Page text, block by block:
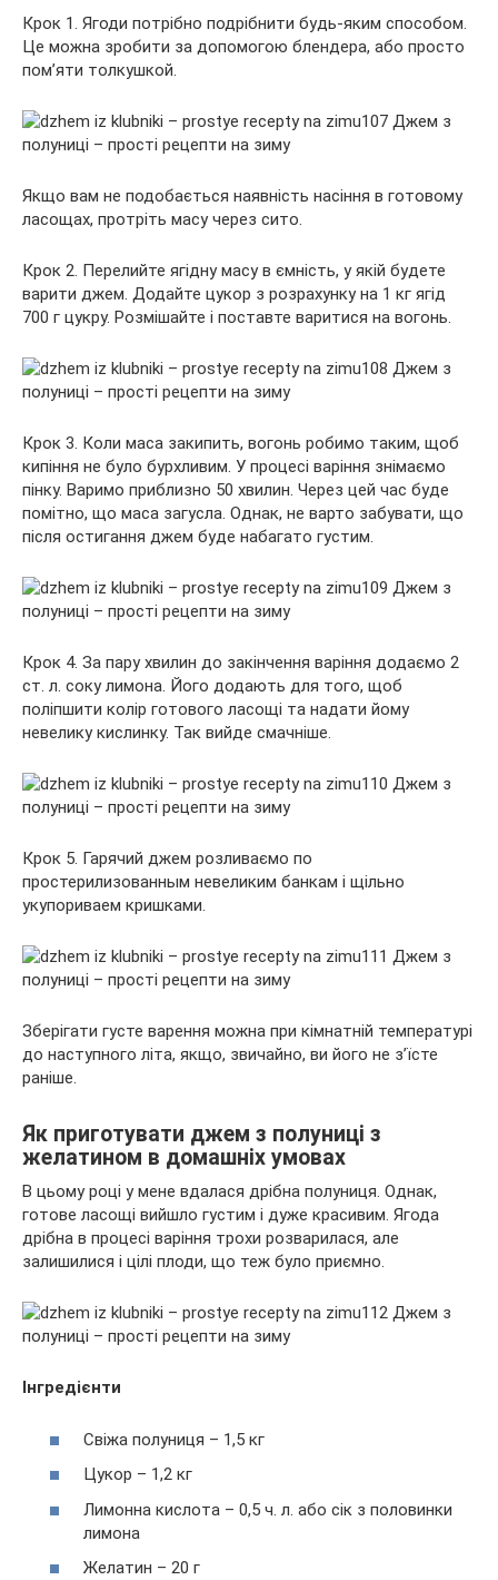
Крок 1. Ягоди потрібно подрібнити будь-яким способом.
Це можна зробити за допомогою блендера, або просто
пом’яти толкушкой.
Якщо вам не подобається наявність насіння в готовому
ласощах, протріть масу через сито.
Крок 2. Перелийте ягідну масу в ємність, у якій будете
варити джем. Додайте цукор з розрахунку на 1 кг ягід
700 г цукру. Розмішайте і поставте варитися на вогонь.
Крок 3. Коли маса закипить, вогонь робимо таким, щоб
кипіння не було бурхливим. У процесі варіння знімаємо
пінку. Варимо приблизно 50 хвилин. Через цей час буде
помітно, що маса загусла. Однак, не варто забувати, що
після остигання джем буде набагато густим.
Крок 4. За пару хвилин до закінчення варіння додаємо 2
ст. л. соку лимона. Його додають для того, щоб
поліпшити колір готового ласощі та надати йому
невелику кислинку. Так вийде смачніше.
Крок 5. Гарячий джем розливаємо по
простерилизованным невеликим банкам і щільно
укупориваем кришками.
Зберігати густе варення можна при кімнатній температурі
до наступного літа, якщо, звичайно, ви його не з’їсте
раніше.
Як приготувати джем з полуниці з
желатином в домашніх умовах
В цьому році у мене вдалася дрібна полуниця. Однак,
готове ласощі вийшло густим і дуже красивим. Ягода
дрібна в процесі варіння трохи розварилася, але
залишилися і цілі плоди, що теж було приємно.
Інгредієнти
Свіжа полуниця – 1,5 кг
Цукор – 1,2 кг
Лимонна кислота – 0,5 ч. л. або сік з половинки
лимона
Желатин – 20 г